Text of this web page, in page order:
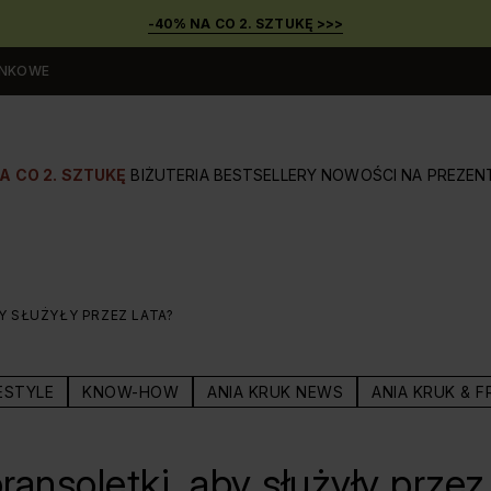
-40% NA CO 2. SZTUKĘ >>>
CO 2. SZTUKĘ BIŻUTERIA BESTSELLERY NOWOŚCI NA
SŁUŻYŁY PRZEZ LATA?
KNOW-HOW ANIA KRUK NEWS ANIA KRUK &